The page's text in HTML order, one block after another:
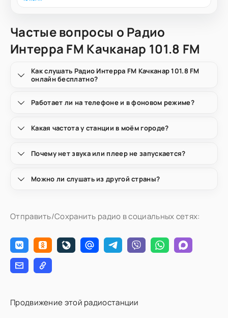
Частые вопросы о Радио
Интерра FM Качканар 101.8 FM
Как слушать Радио Интерра FM Качканар 101.8 FM
онлайн бесплатно?
Работает ли на телефоне и в фоновом режиме?
Какая частота у станции в моём городе?
Почему нет звука или плеер не запускается?
Можно ли слушать из другой страны?
Отправить/Сохранить радио в социальных сетях:
Продвижение этой радиостанции